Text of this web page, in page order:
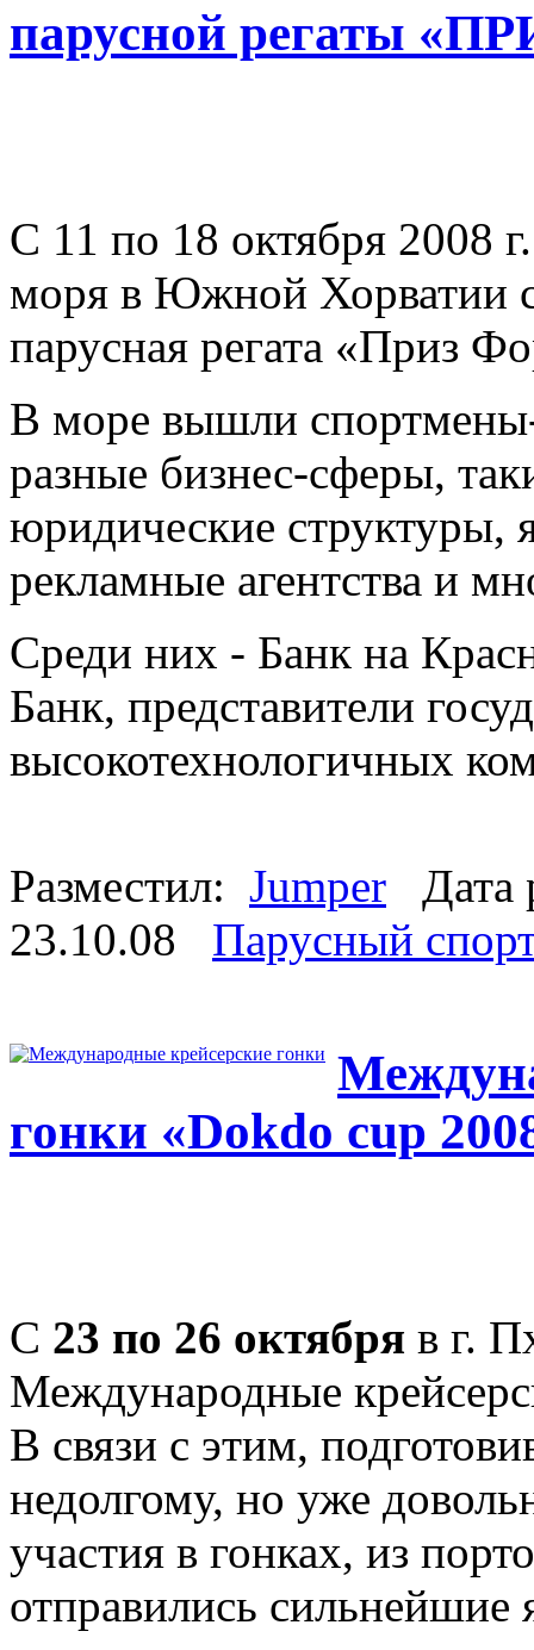
парусной регаты
С 11 по 18 октября 2008
моря в Южной Хорватии
парусная регата «Приз
В море вышли
разные бизнес-сферы,
юридические структуры,
рекламные агентства и
Среди них - Банк на
Банк, представители
высокотехнологичных
Разместил: Jumper Дата
23.10.08 Парусный
гонки «Dokdo cup
С 23 по 26 октября в г.
Международные
В связи с этим,
недолгому, но уже
участия в гонках, из
отправились